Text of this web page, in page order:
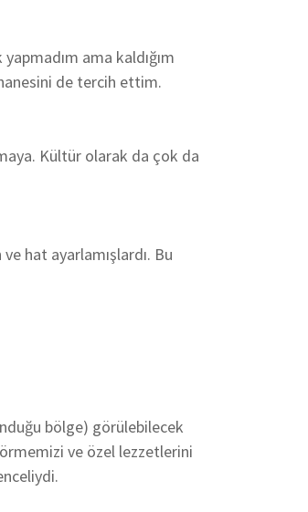
ama kaldığım
de tercih ettim.
Kültür olarak da çok da
hat ayarlamışlardı. Bu
bölge) görülebilecek
ve özel lezzetlerini